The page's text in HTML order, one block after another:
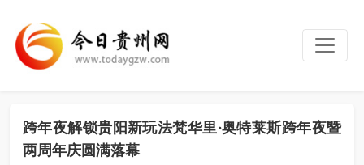
跨年夜解锁贵阳新玩法梵华里·奥特莱斯跨年夜暨
两周年庆圆满落幕